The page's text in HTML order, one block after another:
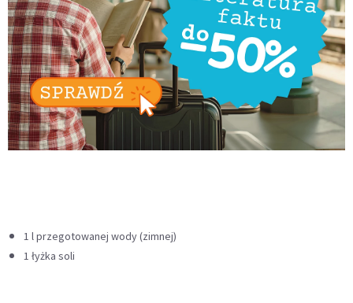
1 l przegotowanej wody (zimnej)
1 łyżka soli